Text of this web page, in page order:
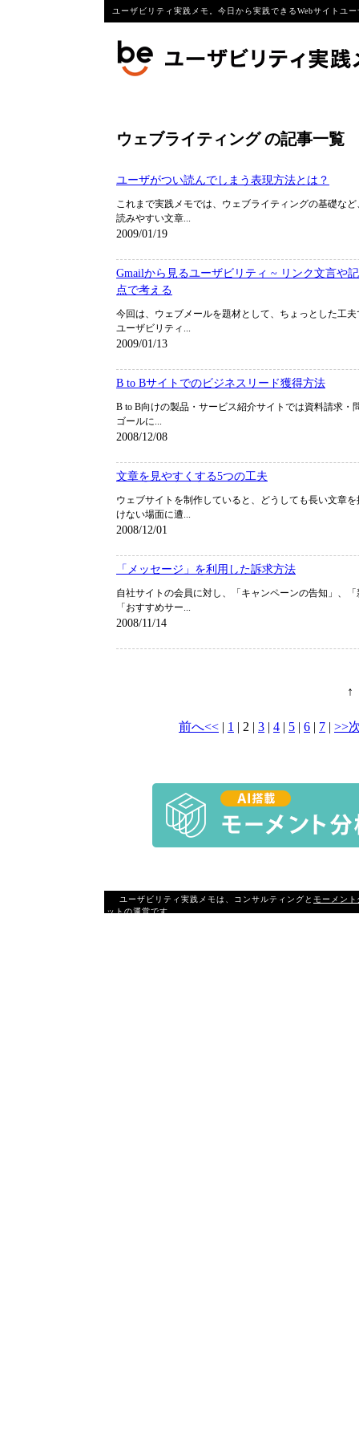
ユーザビリティ実践メモ。今日から実践できるWebサイトユ
ウェブライティング の記事一覧
ユーザがつい読んでしまう表現方法とは？
これまで実践メモでは、ウェブライティングの基礎な
読みやすい文章...
2009/01/19
Gmailから見るユーザビリティ ~ リンク文言や
点で考える
今回は、ウェブメールを題材として、ちょっとした工
ユーザビリティ...
2009/01/13
B to Bサイトでのビジネスリード獲得方法
B to B向けの製品・サービス紹介サイトでは資料請求・
ゴールに...
2008/12/08
文章を見やすくする5つの工夫
ウェブサイトを制作していると、どうしても長い文章
けない場面に遭...
2008/12/01
「メッセージ」を利用した訴求方法
自社サイトの会員に対し、「キャンペーンの告知」、
「おすすめサー...
2008/11/14
↑
前へ<< | 1 | 2 | 3 | 4 | 5 | 6 | 7 | >>
ユーザビリティ実践メモは、コンサルティングと モーメン
ットの運営です